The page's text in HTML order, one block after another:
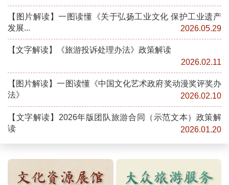
【图片解读】一图读懂《关于弘扬工业文化 保护工业遗产
发展...
2026.05.29
【文字解读】《旅游投诉处理办法》政策解读
2026.02.11
【图片解读】一图读懂《中国文化艺术政府奖动漫奖评奖办
法》
2026.02.10
【文字解读】2026年版团队旅游合同（示范文本）政策解
读
2026.01.20